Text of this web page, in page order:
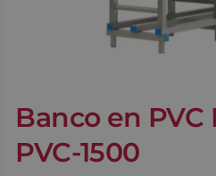
Banco en PVC
PVC-1500